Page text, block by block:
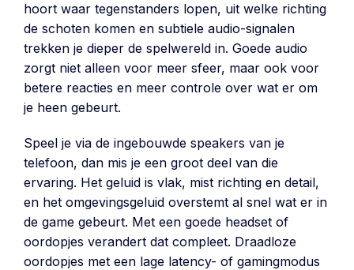
hoort waar tegenstanders lopen, uit welke richting
de schoten komen en subtiele audio-signalen
trekken je dieper de spelwereld in. Goede audio
zorgt niet alleen voor meer sfeer, maar ook voor
betere reacties en meer controle over wat er om
je heen gebeurt.
Speel je via de ingebouwde speakers van je
telefoon, dan mis je een groot deel van die
ervaring. Het geluid is vlak, mist richting en detail,
en het omgevingsgeluid overstemt al snel wat er in
de game gebeurt. Met een goede headset of
oordopjes verandert dat compleet. Draadloze
oordopjes met een lage latency- of gamingmodus